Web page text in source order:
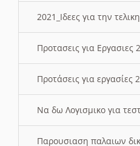
2021_Ιδεες για την
Προτασεις για Εργασιες
Προτάσεις για εργασίες
Να δω Λογισμικο για
Παρουσιαση παλαιων